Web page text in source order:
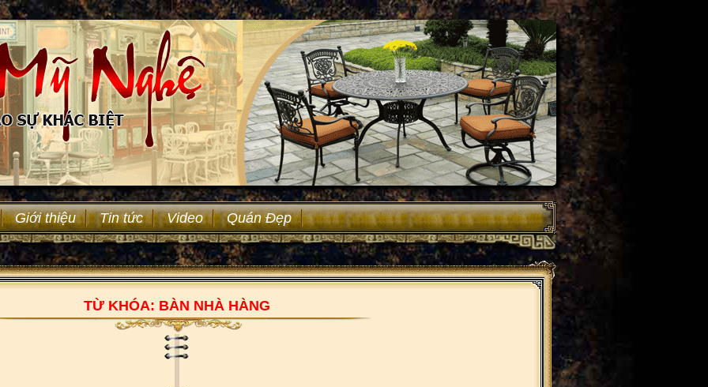
Giới thiệu Tin tức Video Quán Đẹp
TỪ KHÓA: BÀN NHÀ HÀNG